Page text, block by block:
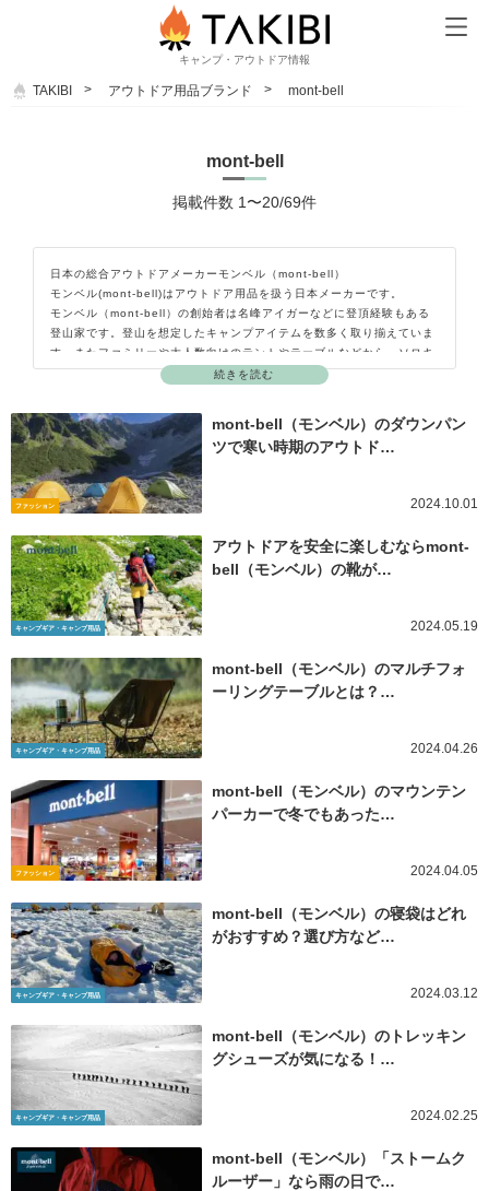
キャンプ・アウトドア情報
TAKIBI アウトドア用品ブランド mont-bell
mont-bell
掲載件数 1〜20/69件
続きを読む
日本の総合アウトドアメーカーモンベル（mont-bell）
モンベル(mont-bell)はアウトドア用品を扱う日本メーカーです。
モンベル（mont-bell）の創始者は名峰アイガーなどに登頂経験もある
登山家です。登山を想定したキャンプアイテムを数多く取り揃えていま
す。またファミリーや大人数向けのテントやテーブルなどから、ソロキ
ャンプ向けの本格的なテントまで幅広く商品を取り扱っています。シュ
ファッション
mont-bell（モンベル）のダウンパン
ツで寒い時期のアウトド…
2024.10.01
キャンプギア・キャンプ用品
アウトドアを安全に楽しむならmont-
bell（モンベル）の靴が…
2024.05.19
キャンプギア・キャンプ用品
mont-bell（モンベル）のマルチフォ
ーリングテーブルとは？…
2024.04.26
ファッション
mont-bell（モンベル）のマウンテン
パーカーで冬でもあった…
2024.04.05
キャンプギア・キャンプ用品
mont-bell（モンベル）の寝袋はどれ
がおすすめ？選び方など…
2024.03.12
キャンプギア・キャンプ用品
mont-bell（モンベル）のトレッキン
グシューズが気になる！…
2024.02.25
mont-bell（モンベル）「ストームク
ルーザー」なら雨の日で…